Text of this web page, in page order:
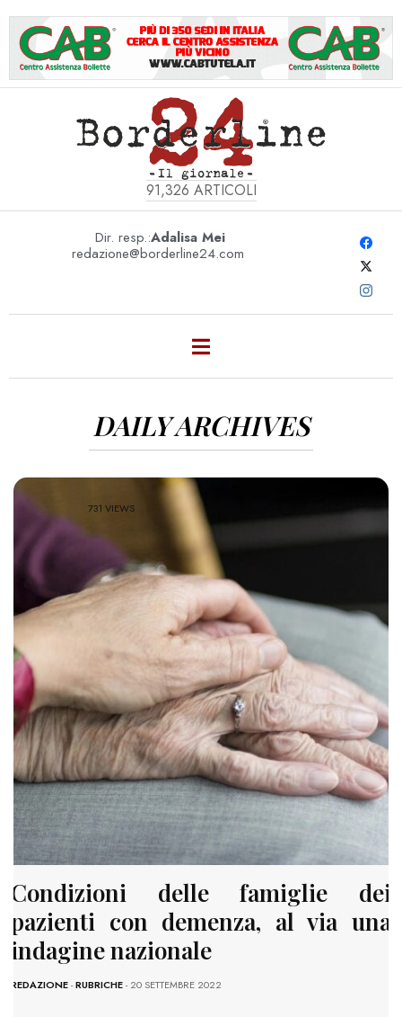
91,326 ARTICOLI
Dir. resp.:Adalisa Mei
redazione@borderline24.com
DAILY ARCHIVES
731 VIEWS
Condizioni delle famiglie dei
pazienti con demenza, al via una
indagine nazionale
REDAZIONE-RUBRICHE- 20 SETTEMBRE 2022